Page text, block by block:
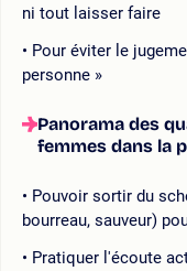
ni tout laisser faire
Pour éviter le
personne »
Panorama des
femmes dans la
Pouvoir sortir du
bourreau, sauveur)
Pratiquer l'écoute